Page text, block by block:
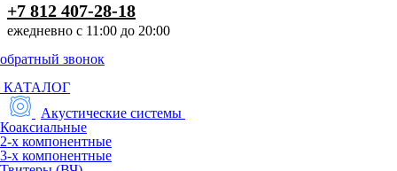
+7 812 407-28-18
ежедневно с 11:00 до 20:00
обратный звонок
КАТАЛОГ
Акустические системы
Коаксиальные
2-х компонентные
3-х компонентные